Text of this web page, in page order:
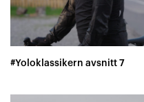
#Yoloklassikern avsnitt 7